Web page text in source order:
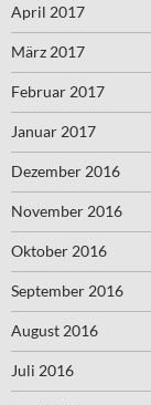
April 2017
März 2017
Februar 2017
Januar 2017
Dezember 2016
November 2016
Oktober 2016
September 2016
August 2016
Juli 2016